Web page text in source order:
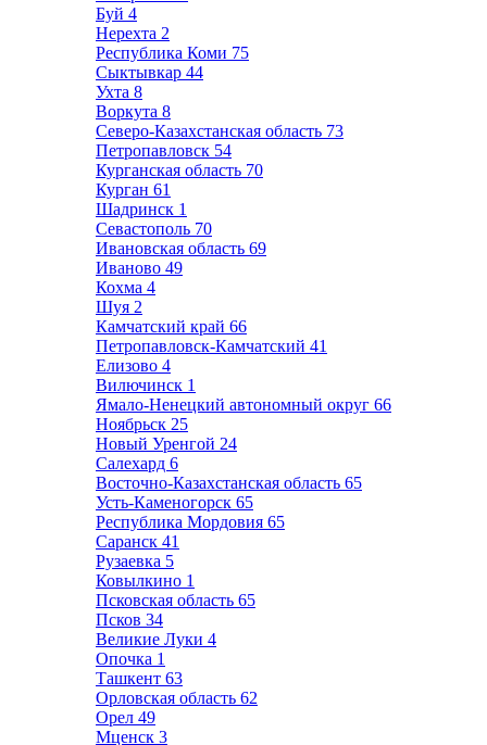
Буй 4
Нерехта 2
Республика Коми 75
Сыктывкар 44
Ухта 8
Воркута 8
Северо-Казахстанская область 73
Петропавловск 54
Курганская область 70
Курган 61
Шадринск 1
Севастополь 70
Ивановская область 69
Иваново 49
Кохма 4
Шуя 2
Камчатский край 66
Петропавловск-Камчатский 41
Елизово 4
Вилючинск 1
Ямало-Ненецкий автономный округ 66
Ноябрьск 25
Новый Уренгой 24
Салехард 6
Восточно-Казахстанская область 65
Усть-Каменогорск 65
Республика Мордовия 65
Саранск 41
Рузаевка 5
Ковылкино 1
Псковская область 65
Псков 34
Великие Луки 4
Опочка 1
Ташкент 63
Орловская область 62
Орел 49
Мценск 3